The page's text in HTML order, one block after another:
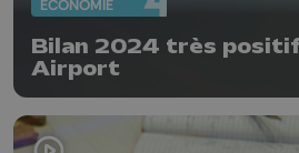
ECONOMIE
Bilan 2024 très
Airport